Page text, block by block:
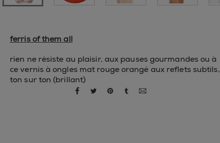
ferris of them all
rien ne résiste au plaisir, aux pauses gourmandes ou à
ce vernis à ongles mat rouge orangé aux reflets subtils,
ton sur ton (brillant)
partager par facebook
partager par twitter
partager par pinterest
partager par tumblr